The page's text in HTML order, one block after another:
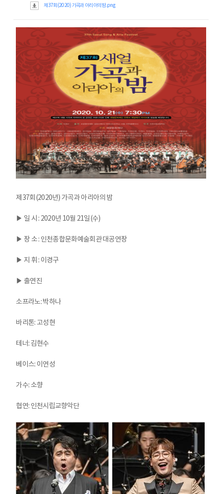
제37회(2020) 가곡과 아리아의 밤.png
제37회(2020년) 가곡과 아리아의 밤
▶ 일 시 : 2020년 10월 21일(수)
▶ 장 소 : 인천종합문화예술회관 대공연장
▶ 지 휘 : 이경구
▶ 출연진
소프라노: 박하나
바리톤: 고성현
테너: 김현수
베이스: 이연성
가수: 소향
협연: 인천시립교향악단